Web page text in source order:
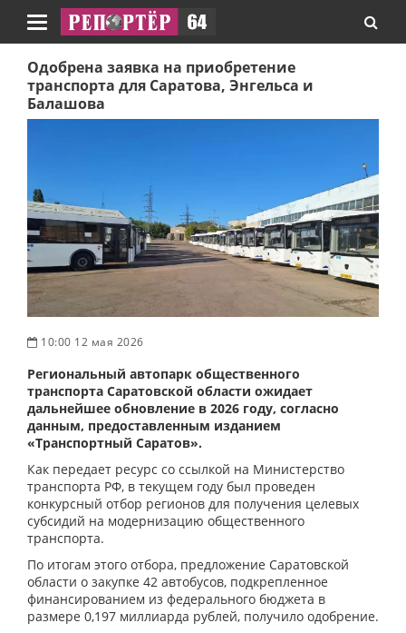
Навигация
Одобрена заявка на приобретение
транспорта для Саратова, Энгельса и
Балашова
10:00 12 мая 2026
Региональный автопарк общественного
транспорта Саратовской области ожидает
дальнейшее обновление в 2026 году, согласно
данным, предоставленным изданием
«Транспортный Саратов».
Как передает ресурс со ссылкой на Министерство
транспорта РФ, в текущем году был проведен
конкурсный отбор регионов для получения целевых
субсидий на модернизацию общественного
транспорта.
По итогам этого отбора, предложение Саратовской
области о закупке 42 автобусов, подкрепленное
финансированием из федерального бюджета в
размере 0,197 миллиарда рублей, получило одобрение.